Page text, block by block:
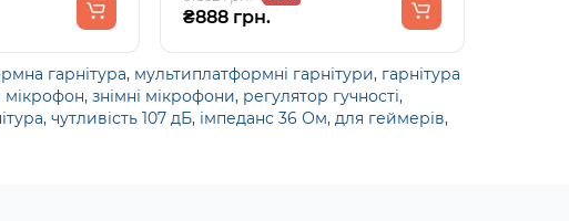
₴888 грн.
гарнітура, мультиплатформні гарнітури, гарнітура
мікрофон, знімні мікрофони, регулятор гучності,
, чутливість 107 дБ, імпеданс 36 Ом, для геймерів,